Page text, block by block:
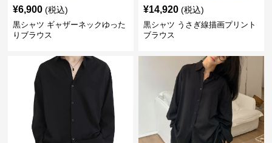
¥6,900 (税込)
黒シャツ ギャザーネックゆった
りブラウス
¥14,920 (税込)
黒シャツ うさぎ線描画プリント
ブラウス